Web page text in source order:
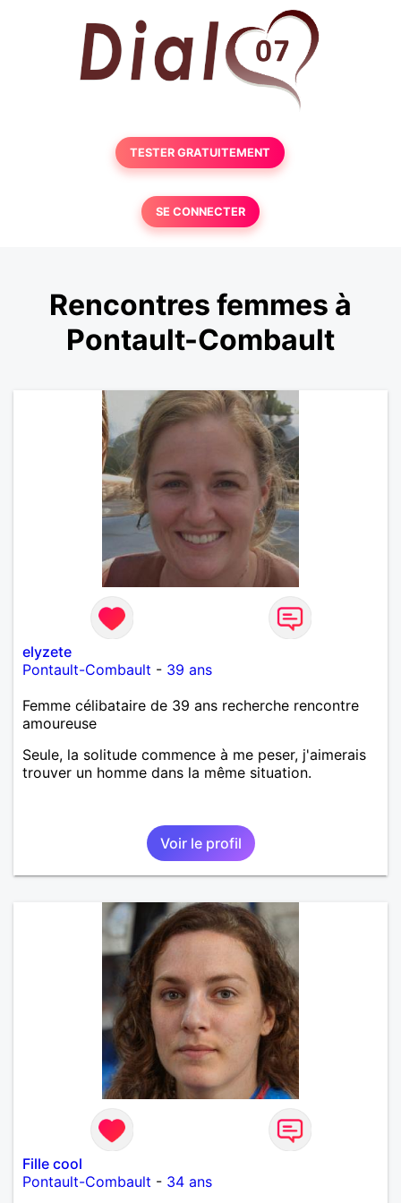
TESTER GRATUITEMENT
SE CONNECTER
Rencontres femmes à
Pontault-Combault
elyzete
Pontault-Combault - 39 ans
Femme célibataire de 39 ans recherche rencontre
amoureuse
Seule, la solitude commence à me peser, j'aimerais
trouver un homme dans la même situation.
Voir le profil
Fille cool
Pontault-Combault - 34 ans